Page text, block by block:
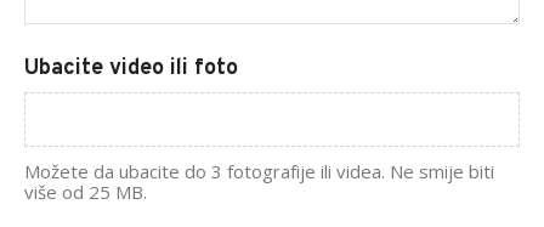
Ubacite video ili foto
Možete da ubacite do 3 fotografije ili videa. Ne smije biti
više od 25 MB.